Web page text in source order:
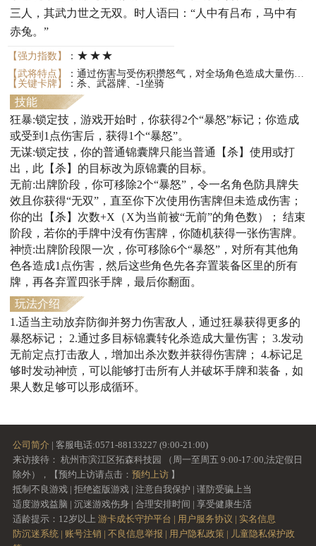
三人，其武力世之无双。时人语曰：“人中有吕布，马中有
赤兔。”
【强力指数】 ： ★★★
【武将特点】
：通过伤害与受伤积攒怒气，对全场角色造成大量伤害；使用锦囊会受到限制。
【关键卡牌】
：杀、武器牌、-1坐骑
技能
狂暴:锁定技，游戏开始时，你获得2个“暴怒”标记；你造成
或受到1点伤害后，获得1个“暴怒”。
无谋:锁定技，你的普通锦囊牌只能当普通【杀】使用或打
出，此【杀】的目标改为原锦囊的目标。
无前:出牌阶段，你可移除2个“暴怒”，令一名角色防具牌失
效且你获得“无双”，直至你下次使用伤害牌但未造成伤害；
你的出【杀】次数+X（X为当前被“无前”的角色数）； 结束
阶段，若你的手牌中没有伤害牌，你随机获得一张伤害牌。
神愤:出牌阶段限一次，你可移除6个“暴怒”，对所有其他角
色各造成1点伤害，然后这些角色先各弃置装备区里的所有
牌，再各弃置四张手牌，最后你翻面。
玩法介绍
1.适当主动放弃防御并努力伤害敌人，通过狂暴获得更多的
暴怒标记； 2.通过多目标锦囊转化杀造成大量伤害； 3.发动
无前定点打击敌人，增加出杀次数并获得伤害牌； 4.标记足
够时发动神愤，可以能够打击所有人并破坏手牌和装备，如
果人数足够可以形成循环。
公司简介 | 客服电话:0571-88133227 (9:00-21:00)
来访接待： 杭州市滨江区拓森科技园 （周一至周五 9:00-17:00,法定假日
除外），【预约上访请点击： 预约上访】
抵制不良游戏 | 拒绝盗版游戏 | 注意自我保护 | 谨防受骗上当
适度游戏益脑 | 沉迷游戏伤身 | 合理安排时间 | 享受健康生活
适龄提示：12岁以上 游卡成长守护平台 | 用户服务协议 | 实名信息
防沉迷系统 | 账号注销 | 不良信息举报 | 用户隐私政策 | 儿童隐私保护政